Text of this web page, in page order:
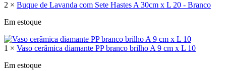
2 × Buque de Lavanda com Sete Hastes A 30cm x L 20 - Branco
Em estoque
1 × Vaso cerâmica diamante PP branco brilho A 9 cm x L 10
Em estoque